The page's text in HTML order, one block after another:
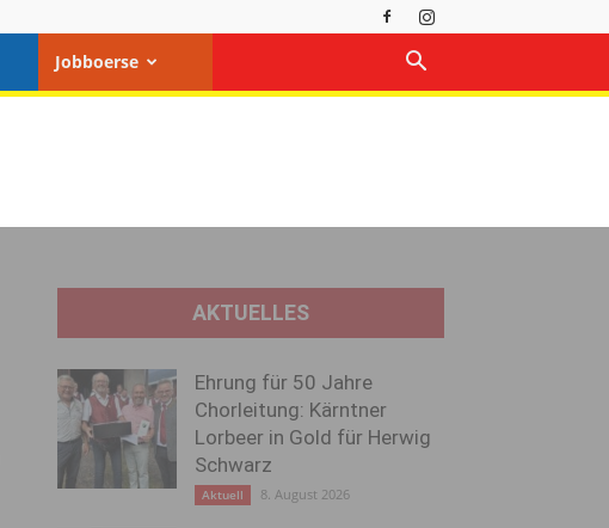
Jobboerse
AKTUELLES
Ehrung für 50 Jahre
Chorleitung: Kärntner
Lorbeer in Gold für Herwig
Schwarz
Aktuell 8. August 2026